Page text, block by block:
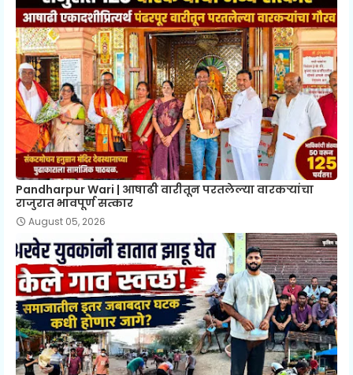
Pandharpur Wari | आषाढी वारीतून परतलेल्या वारकऱ्यांचा
राजुरात भावपूर्ण सत्कार
August 05, 2026